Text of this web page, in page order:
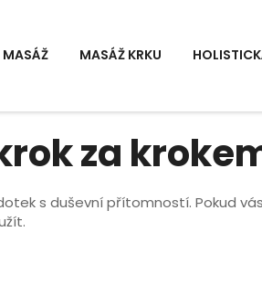
MASÁŽ MASÁŽ KRKU
za
s duševní přítomností. Pokud